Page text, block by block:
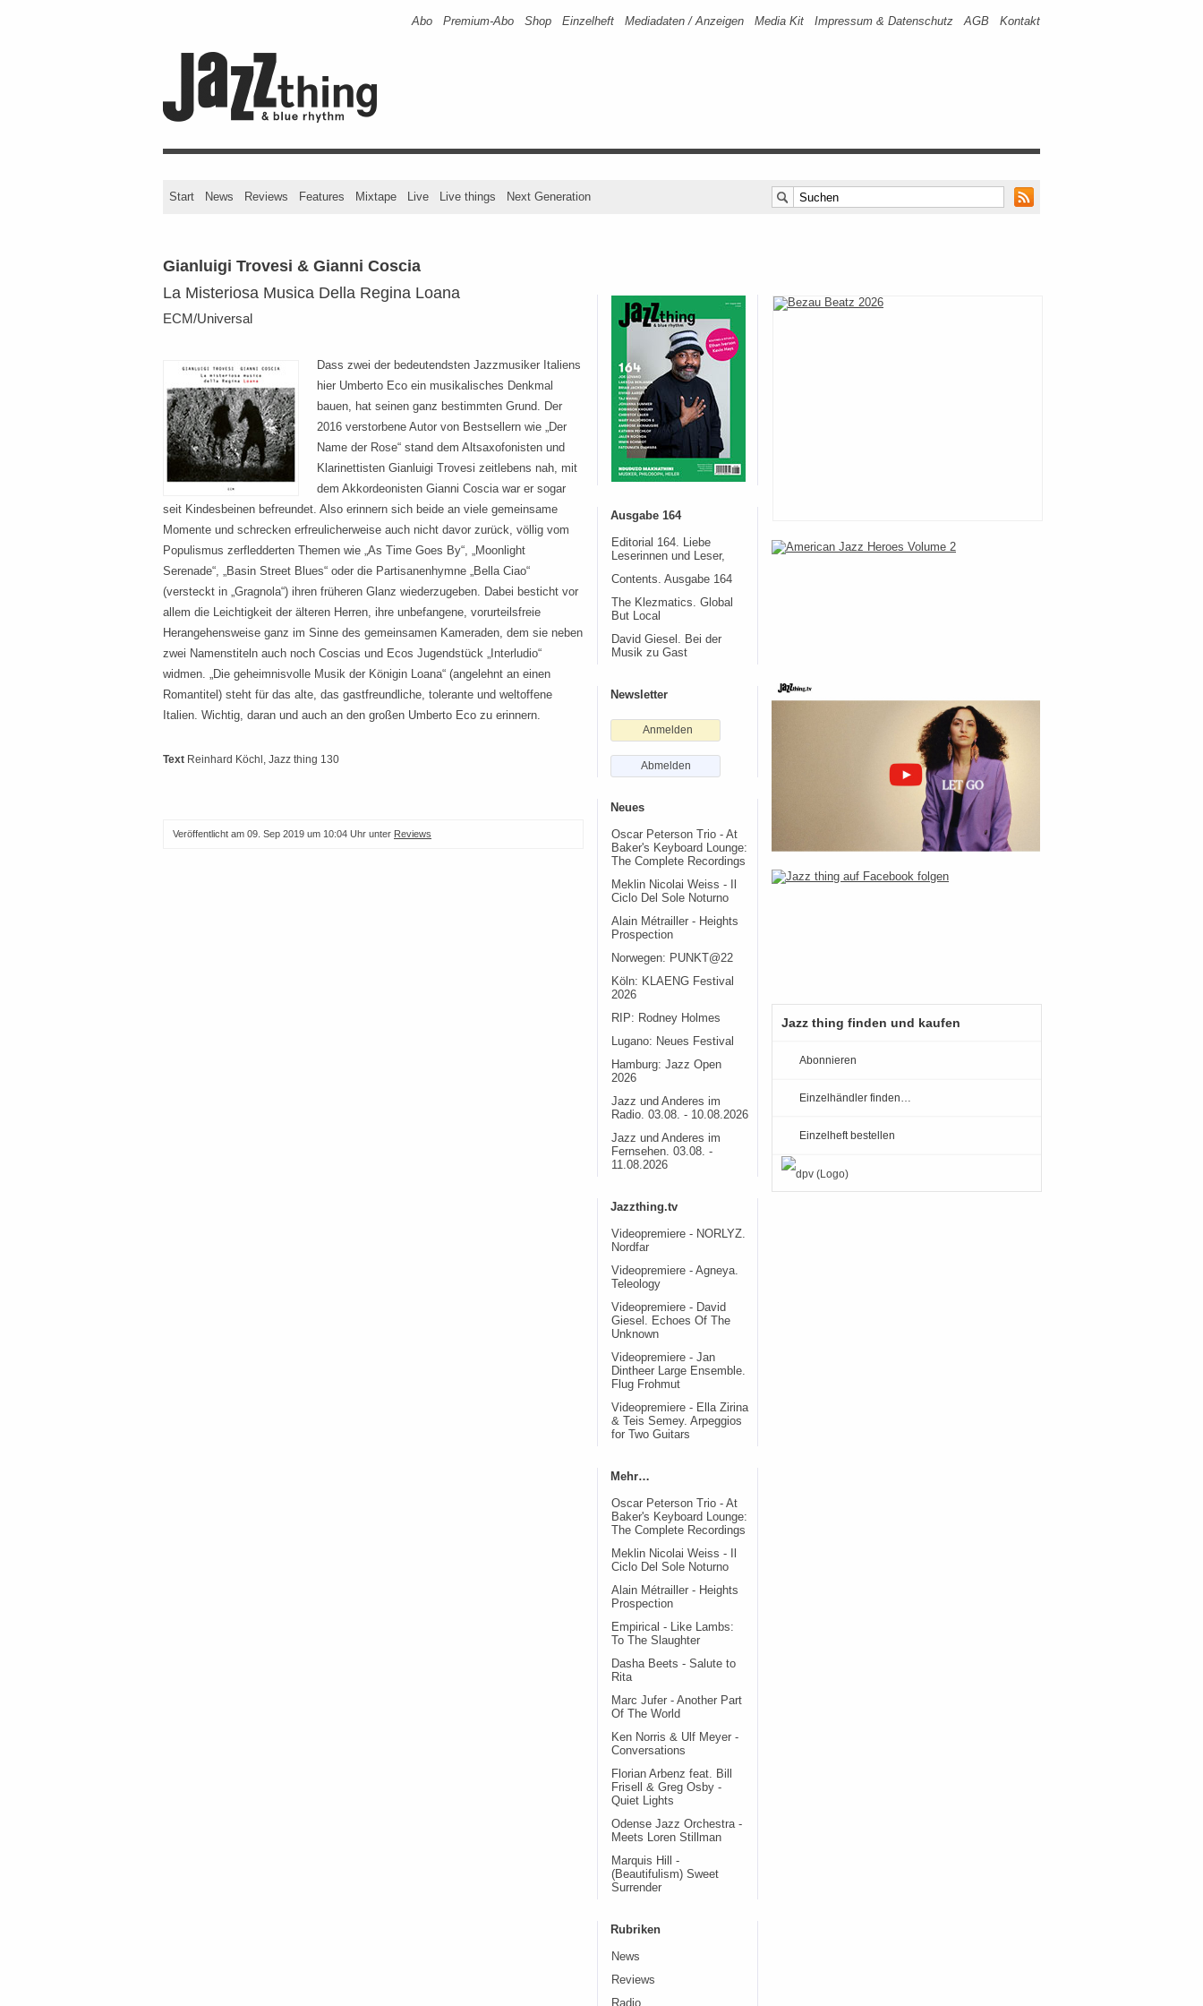
Abo Premium-Abo Shop Einzelheft Mediadaten / Anzeigen Media Kit Impressum & Datenschutz AGB Kontakt
Start News Reviews Features Mixtape Live Live things Next Generation
Gianluigi Trovesi & Gianni Coscia
La Misteriosa Musica Della Regina Loana
ECM/Universal
Dass zwei der bedeutendsten Jazzmusiker Italiens
hier Umberto Eco ein musikalisches Denkmal
bauen, hat seinen ganz bestimmten Grund. Der
2016 verstorbene Autor von Bestsellern wie „Der
Name der Rose“ stand dem Altsaxofonisten und
Klarinettisten Gianluigi Trovesi zeitlebens nah, mit
dem Akkordeonisten Gianni Coscia war er sogar
seit Kindesbeinen befreundet. Also erinnern sich beide an viele gemeinsame
Momente und schrecken erfreulicherweise auch nicht davor zurück, völlig vom
Populismus zerfledderten Themen wie „As Time Goes By“, „Moonlight
Serenade“, „Basin Street Blues“ oder die Partisanenhymne „Bella Ciao“
(versteckt in „Gragnola“) ihren früheren Glanz wiederzugeben. Dabei besticht vor
allem die Leichtigkeit der älteren Herren, ihre unbefangene, vorurteilsfreie
Herangehensweise ganz im Sinne des gemeinsamen Kameraden, dem sie neben
zwei Namenstiteln auch noch Coscias und Ecos Jugendstück „Interludio“
widmen. „Die geheimnisvolle Musik der Königin Loana“ (angelehnt an einen
Romantitel) steht für das alte, das gastfreundliche, tolerante und weltoffene
Italien. Wichtig, daran und auch an den großen Umberto Eco zu erinnern.
Text Reinhard Köchl , Jazz thing 130
Veröffentlicht am 09. Sep 2019 um 10:04 Uhr unter Reviews
Ausgabe 164
Editorial 164. Liebe
Leserinnen und Leser,
Contents. Ausgabe 164
The Klezmatics. Global
But Local
David Giesel. Bei der
Musik zu Gast
Newsletter
Anmelden
Abmelden
Neues
Oscar Peterson Trio - At
Baker's Keyboard Lounge:
The Complete Recordings
Meklin Nicolai Weiss - Il
Ciclo Del Sole Noturno
Alain Métrailler - Heights
Prospection
Norwegen: PUNKT@22
Köln: KLAENG Festival
2026
RIP: Rodney Holmes
Lugano: Neues Festival
Hamburg: Jazz Open
2026
Jazz und Anderes im
Radio. 03.08. - 10.08.2026
Jazz und Anderes im
Fernsehen. 03.08. -
11.08.2026
Jazzthing.tv
Videopremiere - NORLYZ.
Nordfar
Videopremiere - Agneya.
Teleology
Videopremiere - David
Giesel. Echoes Of The
Unknown
Videopremiere - Jan
Dintheer Large Ensemble.
Flug Frohmut
Videopremiere - Ella Zirina
& Teis Semey. Arpeggios
for Two Guitars
Mehr…
Oscar Peterson Trio - At
Baker's Keyboard Lounge:
The Complete Recordings
Meklin Nicolai Weiss - Il
Ciclo Del Sole Noturno
Alain Métrailler - Heights
Prospection
Empirical - Like Lambs:
To The Slaughter
Dasha Beets - Salute to
Rita
Marc Jufer - Another Part
Of The World
Ken Norris & Ulf Meyer -
Conversations
Florian Arbenz feat. Bill
Frisell & Greg Osby -
Quiet Lights
Odense Jazz Orchestra -
Meets Loren Stillman
Marquis Hill -
(Beautifulism) Sweet
Surrender
Rubriken
News
Reviews
Radio
Jazz thing finden und kaufen
Abonnieren
Einzelhändler finden…
Einzelheft bestellen